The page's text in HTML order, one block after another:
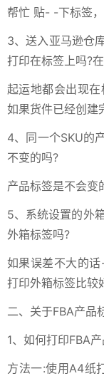
帮忙 贴- -下标签，
3、送入亚马逊仓
打印在标签上吗?
起运地都会出现在
如果货件已经创建
4、同一个SKU的
不变的吗?
产品标签是不会变
5、系统设置的外
外箱标签吗?
如果误差不大的
打印外箱标签比较
二、关于FBA产品
1、如何打印FBA
方法一:使用A4纸